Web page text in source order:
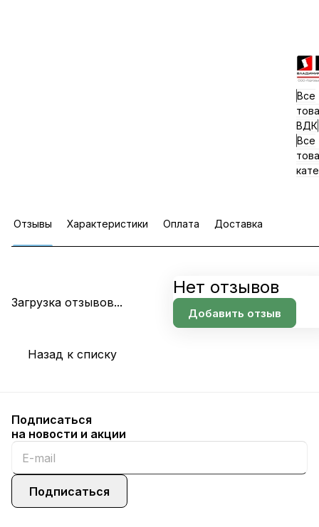
Все
ВДК
Все
Отзывы Характеристики Оплата Доставка
Загрузка отзывов...
Нет отзывов
Добавить отзыв
Назад к списку
Подписаться
на новости и акции
Подписаться